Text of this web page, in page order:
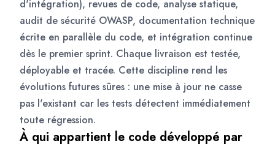
d'intégration), revues de code, analyse statique,
audit de sécurité OWASP, documentation technique
écrite en parallèle du code, et intégration continue
dès le premier sprint. Chaque livraison est testée,
déployable et tracée. Cette discipline rend les
évolutions futures sûres : une mise à jour ne casse
pas l'existant car les tests détectent immédiatement
toute régression.
À qui appartient le code développé par